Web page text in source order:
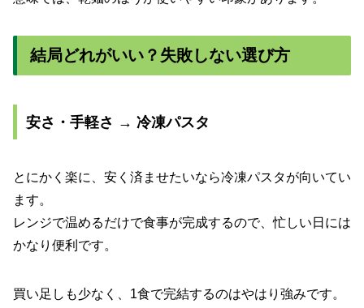
結局どれがいい？失敗しない選び方
安さ・手軽さ → 冷凍パスタ
とにかく楽に、安く済ませたいなら冷凍パスタが向いてい
ます。
レンジで温めるだけで食事が完成するので、忙しい日には
かなり便利です。
買い足しも少なく、1食で完結するのはやはり強みです。